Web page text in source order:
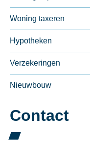
Woning taxeren
Hypotheken
Verzekeringen
Nieuwbouw
Contact